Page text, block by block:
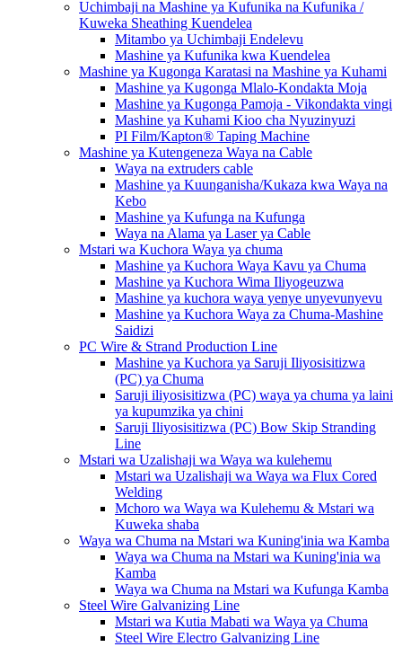
Uchimbaji na Mashine ya Kufunika na Kufunika /
Kuweka Sheathing Kuendelea
Mitambo ya Uchimbaji Endelevu
Mashine ya Kufunika kwa Kuendelea
Mashine ya Kugonga Karatasi na Mashine ya Kuhami
Mashine ya Kugonga Mlalo-Kondakta Moja
Mashine ya Kugonga Pamoja - Vikondakta vingi
Mashine ya Kuhami Kioo cha Nyuzinyuzi
PI Film/Kapton® Taping Machine
Mashine ya Kutengeneza Waya na Cable
Waya na extruders cable
Mashine ya Kuunganisha/Kukaza kwa Waya na
Kebo
Mashine ya Kufunga na Kufunga
Waya na Alama ya Laser ya Cable
Mstari wa Kuchora Waya ya chuma
Mashine ya Kuchora Waya Kavu ya Chuma
Mashine ya Kuchora Wima Iliyogeuzwa
Mashine ya kuchora waya yenye unyevunyevu
Mashine ya Kuchora Waya za Chuma-Mashine
Saidizi
PC Wire & Strand Production Line
Mashine ya Kuchora ya Saruji Iliyosisitizwa
(PC) ya Chuma
Saruji iliyosisitizwa (PC) waya ya chuma ya laini
ya kupumzika ya chini
Saruji Iliyosisitizwa (PC) Bow Skip Stranding
Line
Mstari wa Uzalishaji wa Waya wa kulehemu
Mstari wa Uzalishaji wa Waya wa Flux Cored
Welding
Mchoro wa Waya wa Kulehemu & Mstari wa
Kuweka shaba
Waya wa Chuma na Mstari wa Kuning'inia wa Kamba
Waya wa Chuma na Mstari wa Kuning'inia wa
Kamba
Waya wa Chuma na Mstari wa Kufunga Kamba
Steel Wire Galvanizing Line
Mstari wa Kutia Mabati wa Waya ya Chuma
Steel Wire Electro Galvanizing Line